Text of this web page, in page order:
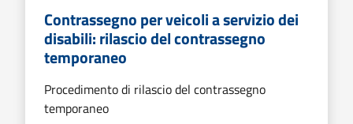
Contrassegno per veicoli a servizio dei
disabili: rilascio del contrassegno
temporaneo
Procedimento di rilascio del contrassegno
temporaneo